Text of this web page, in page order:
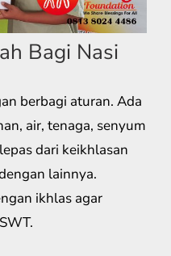
Bagi Nasi
berbagi aturan. Ada
air, tenaga, senyum
dari keikhlasan
lainnya.
ikhlas agar